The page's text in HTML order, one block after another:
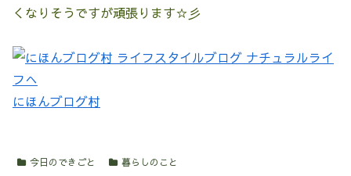
くなりそうですが頑張ります☆彡
にほんブログ村
今日のできごと 暮らしのこと